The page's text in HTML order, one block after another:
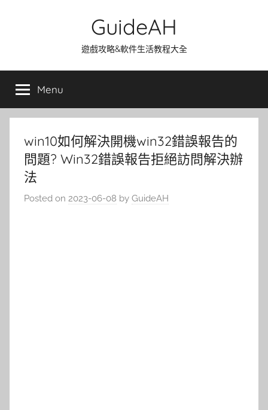
GuideAH
遊戲攻略&軟件生活教程大全
Menu
win10如何解決開機win32錯誤報告的
問題? Win32錯誤報告拒絕訪問解決辦
法
Posted on 2023-06-08 by GuideAH